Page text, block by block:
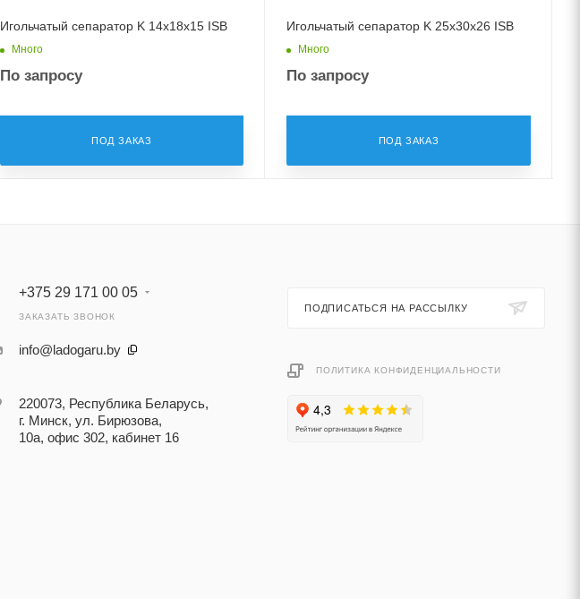
Игольчатый сепаратор K 14x18x15 ISB
Много
По запросу
ПОД ЗАКАЗ
Игольчатый сепаратор K 25x30x26 ISB
Много
По запросу
ПОД ЗАКАЗ
+375 29 171 00 05
ЗАКАЗАТЬ ЗВОНОК
info@ladogaru.by
220073, Республика Беларусь,
г. Минск, ул. Бирюзова,
10а, офис 302, кабинет 16
ПОДПИСАТЬСЯ НА РАССЫЛКУ
ПОЛИТИКА КОНФИДЕНЦИАЛЬНОСТИ